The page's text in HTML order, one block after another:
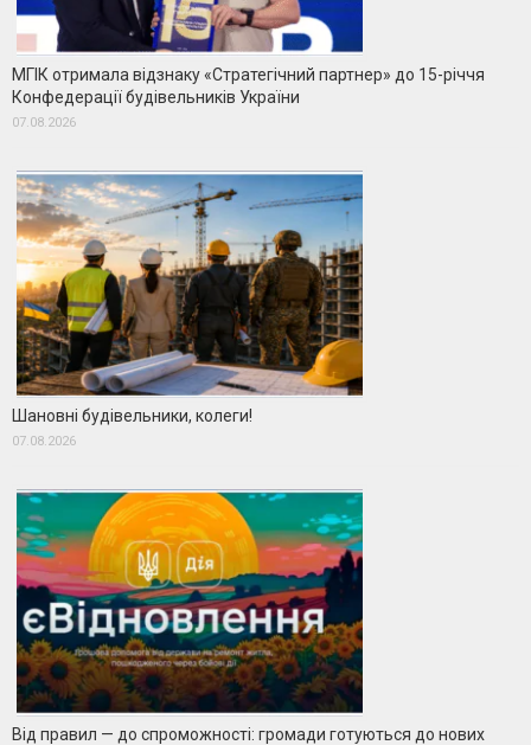
МГІК отримала відзнаку «Стратегічний партнер» до 15-річчя
Конфедерації будівельників України
07.08.2026
Шановні будівельники, колеги!
07.08.2026
Від правил — до спроможності: громади готуються до нових